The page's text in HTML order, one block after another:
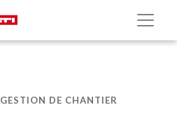
GESTION DE CHANTIER